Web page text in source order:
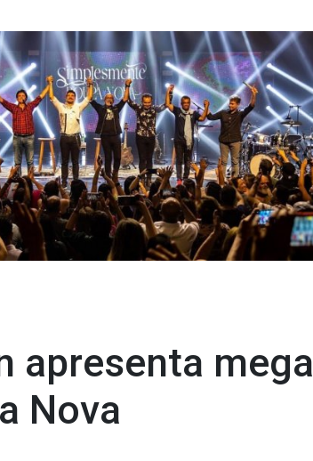
apresenta
Nova